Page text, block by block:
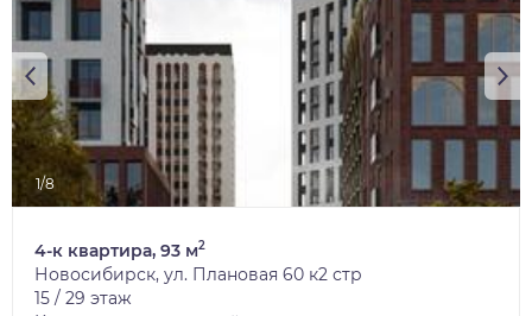
1/8
4-к квартира, 93 м2
Новосибирск, ул. Плановая 60 к2 стр
15 / 29 этаж